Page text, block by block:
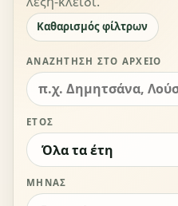
Καθαρισμός φίλτρων
ΑΝΑΖΉΤΗΣΗ ΣΤΟ ΑΡΧΕΊΟ
ΈΤΟΣ
ΜΉΝΑΣ